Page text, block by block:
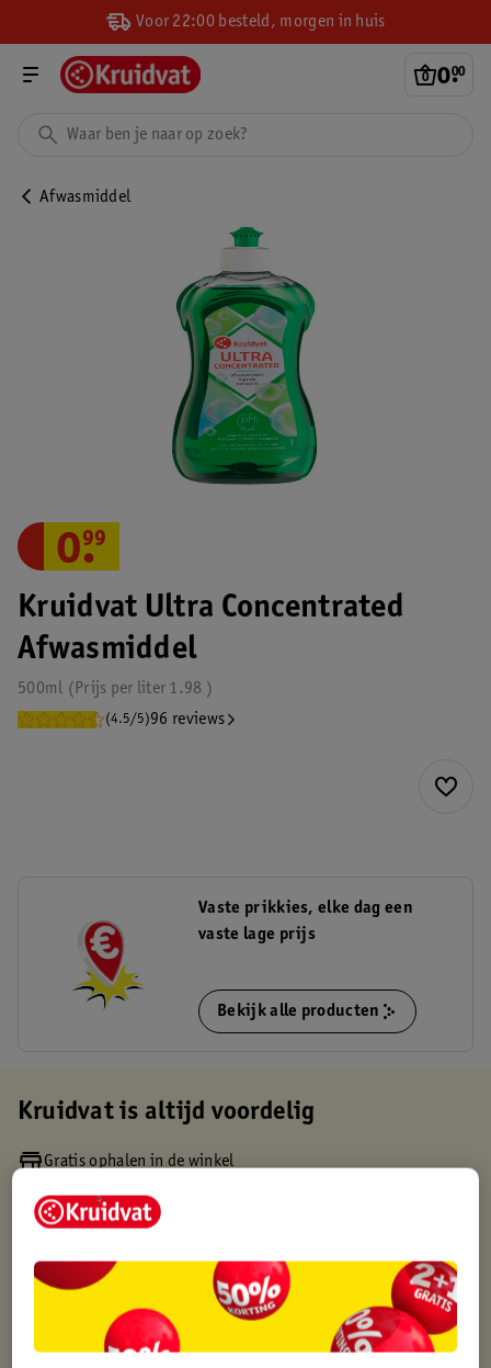
Voor 22:00 besteld, morgen in huis
0.
00
Afwasmiddel
Kruidvat Ultra Concentrated
Afwasmiddel
500ml 1.98
Prijs per liter
(4.5/5)96 reviews
0.
99
Vaste prikkies, elke dag een
vaste lage prijs
Bekijk alle producten
Kruidvat is altijd voordelig
Gratis ophalen in de winkel
Gratis thuisbezorgd vanaf 50.00
Gratis punten met je Kruidvat kaart